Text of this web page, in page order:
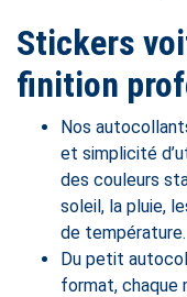
Stickers
finition
Nos
et simplicité
des couleurs
soleil, la pluie,
de température.
Du petit
format, chaque